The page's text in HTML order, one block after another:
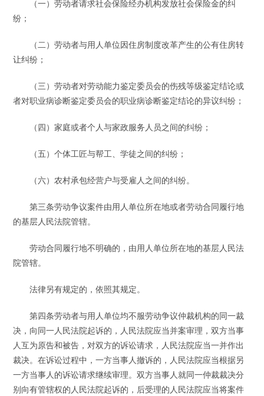
（一）劳动者请求社会保险经办机构发放社会保险金的纠
纷；
（二）劳动者与用人单位因住房制度改革产生的公有住房转
让纠纷；
（三）劳动者对劳动能力鉴定委员会的伤残等级鉴定结论或
者对职业病诊断鉴定委员会的职业病诊断鉴定结论的异议纠纷；
（四）家庭或者个人与家政服务人员之间的纠纷；
（五）个体工匠与帮工、学徒之间的纠纷；
（六）农村承包经营户与受雇人之间的纠纷。
第三条劳动争议案件由用人单位所在地或者劳动合同履行地
的基层人民法院管辖。
劳动合同履行地不明确的，由用人单位所在地的基层人民法
院管辖。
法律另有规定的，依照其规定。
第四条劳动者与用人单位均不服劳动争议仲裁机构的同一裁
决，向同一人民法院起诉的，人民法院应当并案审理，双方当事
人互为原告和被告，对双方的诉讼请求，人民法院应当一并作出
裁决。在诉讼过程中，一方当事人撤诉的，人民法院应当根据另
一方当事人的诉讼请求继续审理。双方当事人就同一仲裁裁决分
别向有管辖权的人民法院起诉的，后受理的人民法院应当将案件